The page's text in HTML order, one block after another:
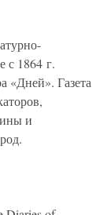
с 1864 г.
«Дней». Газета
и